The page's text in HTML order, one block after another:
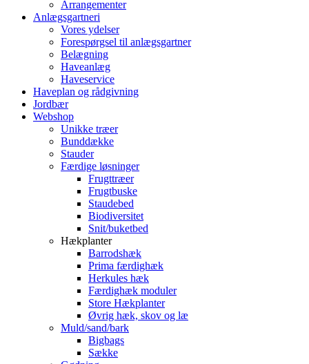
Arrangementer
Anlægsgartneri
Vores ydelser
Forespørgsel til anlægsgartner
Belægning
Haveanlæg
Haveservice
Haveplan og rådgivning
Jordbær
Webshop
Unikke træer
Bunddække
Stauder
Færdige løsninger
Frugttræer
Frugtbuske
Staudebed
Biodiversitet
Snit/buketbed
Hækplanter
Barrodshæk
Prima færdighæk
Herkules hæk
Færdighæk moduler
Store Hækplanter
Øvrig hæk, skov og læ
Muld/sand/bark
Bigbags
Sække